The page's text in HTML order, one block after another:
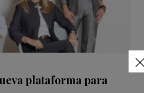
plataforma para